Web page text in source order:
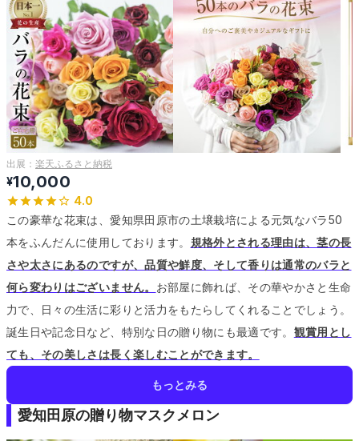
出展： 楽天ふるさと納税
¥10,000
4.0
この豪華な花束は、愛知県田原市の土壌栽培による元気なバラ50
本をふんだんに使用しております。 規格外とされる理由は、茎の長
さや太さにあるのですが、品質や鮮度、そして香りは通常のバラと
何ら変わりはございません。 お部屋に飾れば、その華やかさと生命
力で、日々の生活に彩りと活力をもたらしてくれることでしょう。
誕生日や記念日など、特別な日の贈り物にも最適です。 観賞用とし
ても、その美しさは長く楽しむことができます。
もっとみる
愛知田原の贈り物マスクメロン